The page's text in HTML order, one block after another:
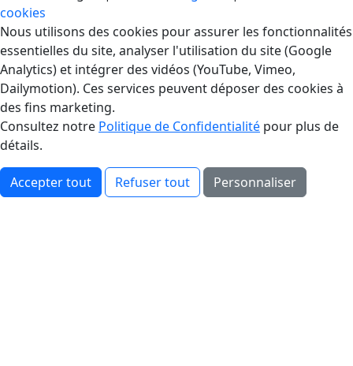
cookies
Gestion des Cookies
Nous utilisons des cookies pour assurer les fonctionnalités
essentielles du site, analyser l'utilisation du site (Google
Analytics) et intégrer des vidéos (YouTube, Vimeo,
Dailymotion). Ces services peuvent déposer des cookies à
des fins marketing.
Consultez notre Politique de Confidentialité pour plus de
détails.
Accepter tout Refuser tout Personnaliser